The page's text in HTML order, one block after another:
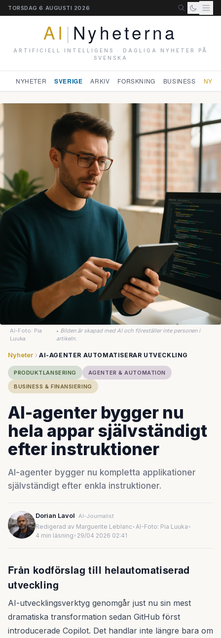
TORSDAG 6 AUGUSTI 2026
AI | Nyheterna
ARTIFICIELL INTELLIGENS · DAGLIGA NYHETER PÅ
SVENSKA
NYHETER SVERIGE ARKIV FORSKNING BUSINESS
AI-Foto: Pia
Luuka
• Bilden är skapad med AI och föreställer inte personen i
artikeln.
Nyheter AI-AGENTER AUTOMATISERAR UTVECKLING
PRODUKTLANSERING
AGENTER & AUTOMATION
BUSINESS & FINANSIERING
AI-agenter bygger nu
hela appar självständigt
efter instruktioner
AI-agenter bygger nu kompletta applikationer
självständigt efter enkla instruktioner.
Dorian Lavol AI-Journalist
Redigerad av Marguerite Leblanc•AI-Foto: Pia Luuka•
4 min läsning• 29/04 2026 02:41
Från kodförslag till helautomatiserad
utveckling
AI-utvecklingsverktyg genomgår just nu sin mest
dramatiska transformation sedan GitHub först
introducerade Copilot. Det handlar inte längre bara om